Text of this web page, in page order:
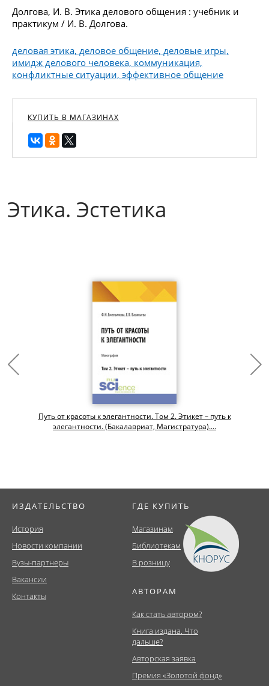
Долгова, И. В. Этика делового общения : учебник и
практикум / И. В. Долгова.
деловая этика, деловое общение, деловые игры,
имидж делового человека, коммуникация,
конфликтные ситуации, эффективное общение
КУПИТЬ В МАГАЗИНАХ
Этика. Эстетика
Путь от красоты к элегантности. Том 2. Этикет – путь к
элегантности. (Бакалавриат, Магистратура)....
ИЗДАТЕЛЬСТВО
История
Новости компании
Вузы-партнеры
Вакансии
Контакты
ГДЕ КУПИТЬ
Магазинам
Библиотекам
В розницу
АВТОРАМ
Как стать автором?
Книга издана. Что
дальше?
Авторская заявка
Премия «Золотой фонд»